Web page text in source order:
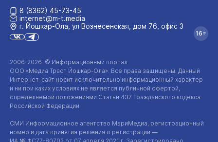
2006-2026 © Информационный портал
ООО «Медиа Траст Йошкар-Ола» . Все права защищены. Данный
Интернет-сайт носит исключительно информационный характер
и ни при каких условиях не является публичной офертой,
определяемой положениями Статьи 437 Гражданского кодекса
Российской Федерации.
СМИ Информационное агентство МариМедиа, регистрационный
номер и дата принятия решения о регистрации —
8 (8362) 45-73-45
internet@m-t.media
г. Йошкар‑Ола, ул Вознесенская, дом 76, офис 3
16+